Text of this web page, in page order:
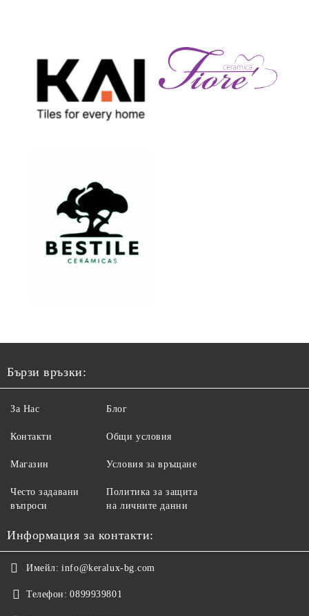
Бързи връзки:
За Нас
Контакти
Магазин
Често задавани
въпроси
Блог
Общи условия
Условия за връщане
Политика за защита
на личните данни
Информация за контакти:
Имейл: info@keralux-bg.com
Телефон: 0899939801